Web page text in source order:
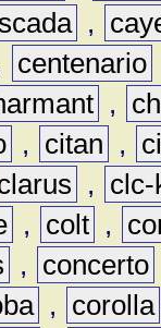
,
centenario
,
, citan ,
,
clc-
, colt ,
, concerto
,
corolla